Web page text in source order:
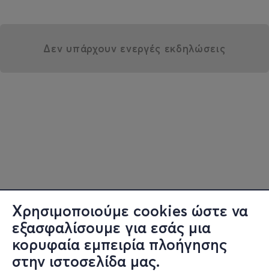
Χρησιμοποιούμε cookies ώστε να
εξασφαλίσουμε για εσάς μια
κορυφαία εμπειρία πλοήγησης
στην ιστοσελίδα μας.
Δεν υπάρχουν ενεργές εκδηλώσεις